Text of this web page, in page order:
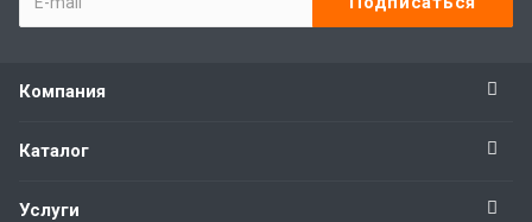
Компания
Каталог
Услуги